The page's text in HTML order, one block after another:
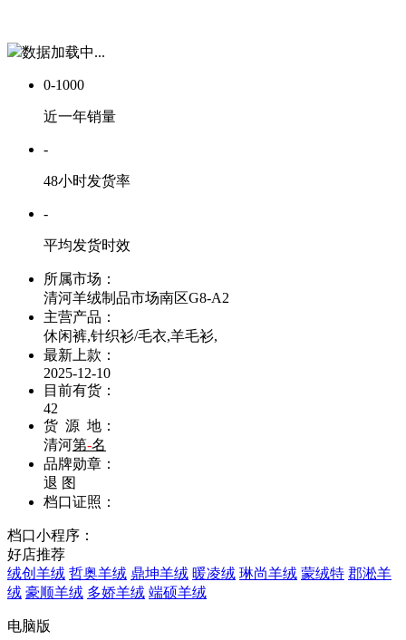
数据加载中...
0-1000
近一年销量
-
48小时发货率
-
平均发货时效
所属市场：
清河羊绒制品市场南区G8-A2
主营产品：
休闲裤,针织衫/毛衣,羊毛衫,
最新上款：
2025-12-10
目前有货：
42
货 源 地：
清河第-名
品牌勋章：
退 图
档口证照：
档口小程序：
好店推荐
绒创羊绒 哲奥羊绒 鼎坤羊绒 暖凌绒 琳尚羊绒 蒙绒特 郡淞羊
绒 豪顺羊绒 多娇羊绒 端硕羊绒
电脑版